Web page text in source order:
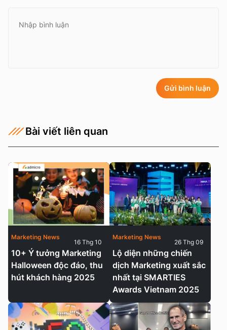
Gửi bình luận
Bài viết liên quan
10+ Ý tưởng Marketing
Halloween độc đáo, thu
hút khách hàng 2025
Marketing News
16 Thg 10
Lộ diện những chiến
dịch Marketing xuất sắc
nhất tại SMARTIES
Awards Vietnam 2025
Marketing News
26 Thg 09